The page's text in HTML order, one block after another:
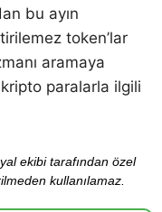
bu ayın
token’lar
aramaya
paralarla ilgili
ekibi tarafından özel
kullanılamaz.